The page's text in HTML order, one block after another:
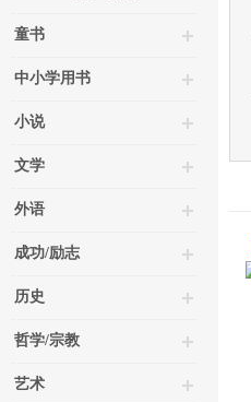
童书
中小学用书
小说
文学
外语
成功/励志
历史
哲学/宗教
艺术